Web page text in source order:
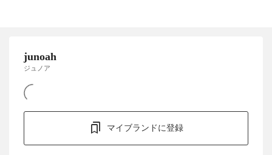
junoah
ジュノア
マイブランドに登録